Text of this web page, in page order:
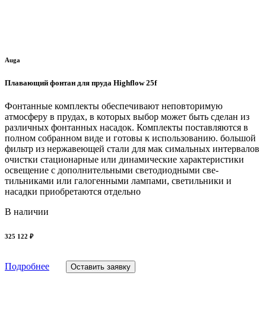
Auga
Плавающий фонтан для пруда Highflow 25f
Фонтанные комплекты обеспечивают неповторимую
атмосферу в прудах, в которых выбор может быть сделан из
различных фонтанных насадок. Комплекты поставляются в
полном собранном виде и готовы к использованию. большой
фильтр из нержавеющей стали для мак симальных интервалов
очистки стационарные или динамические характеристики
освещение с дополнительными светодиодными све-
тильниками или галогенными лампами, светильники и
насадки приобретаются отдельно
В наличии
325 122 ₽
Подробнее Оставить заявку